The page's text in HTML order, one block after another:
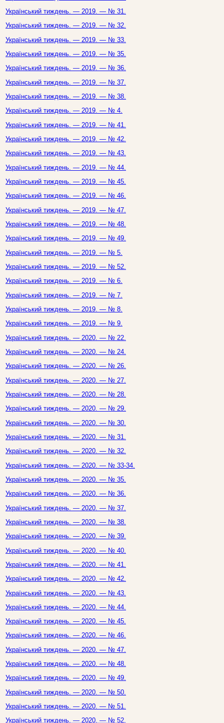
Український тиждень. — 2019. — № 31.
Український тиждень. — 2019. — № 32.
Український тиждень. — 2019. — № 33.
Український тиждень. — 2019. — № 35.
Український тиждень. — 2019. — № 36.
Український тиждень. — 2019. — № 37.
Український тиждень. — 2019. — № 38.
Український тиждень. — 2019. — № 4.
Український тиждень. — 2019. — № 41.
Український тиждень. — 2019. — № 42.
Український тиждень. — 2019. — № 43.
Український тиждень. — 2019. — № 44.
Український тиждень. — 2019. — № 45.
Український тиждень. — 2019. — № 46.
Український тиждень. — 2019. — № 47.
Український тиждень. — 2019. — № 48.
Український тиждень. — 2019. — № 49.
Український тиждень. — 2019. — № 5.
Український тиждень. — 2019. — № 52.
Український тиждень. — 2019. — № 6.
Український тиждень. — 2019. — № 7.
Український тиждень. — 2019. — № 8.
Український тиждень. — 2019. — № 9.
Український тиждень. — 2020. — № 22.
Український тиждень. — 2020. — № 24.
Український тиждень. — 2020. — № 26.
Український тиждень. — 2020. — № 27.
Український тиждень. — 2020. — № 28.
Український тиждень. — 2020. — № 29.
Український тиждень. — 2020. — № 30.
Український тиждень. — 2020. — № 31.
Український тиждень. — 2020. — № 32.
Український тиждень. — 2020. — № 33-34.
Український тиждень. — 2020. — № 35.
Український тиждень. — 2020. — № 36.
Український тиждень. — 2020. — № 37.
Український тиждень. — 2020. — № 38.
Український тиждень. — 2020. — № 39.
Український тиждень. — 2020. — № 40.
Український тиждень. — 2020. — № 41.
Український тиждень. — 2020. — № 42.
Український тиждень. — 2020. — № 43.
Український тиждень. — 2020. — № 44.
Український тиждень. — 2020. — № 45.
Український тиждень. — 2020. — № 46.
Український тиждень. — 2020. — № 47.
Український тиждень. — 2020. — № 48.
Український тиждень. — 2020. — № 49.
Український тиждень. — 2020. — № 50.
Український тиждень. — 2020. — № 51.
Український тиждень. — 2020. — № 52.